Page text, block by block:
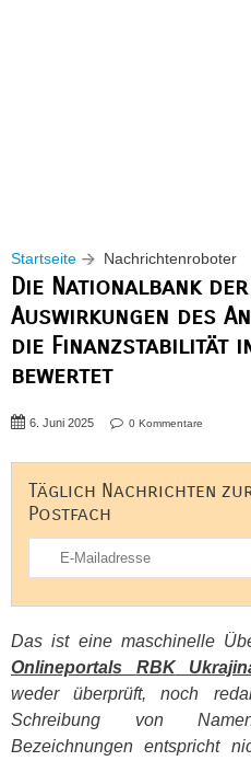
Startseite Nachrichtenroboter
Die Nationalbank
Auswirkungen des
die Finanzstabilität
bewertet
6. Juni 2025 0 Kommentare
Täglich Nachrichten
Postfach
Das ist eine maschinelle
Onlineportals RBK
weder überprüft, noch
Schreibung von
Bezeichnungen entspricht